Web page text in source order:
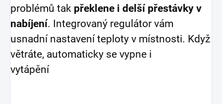
problémů tak překlene i delší přestávky v
nabíjení. Integrovaný regulátor vám
usnadní nastavení teploty v místnosti. Když
větráte, automaticky se vypne i
vytápění